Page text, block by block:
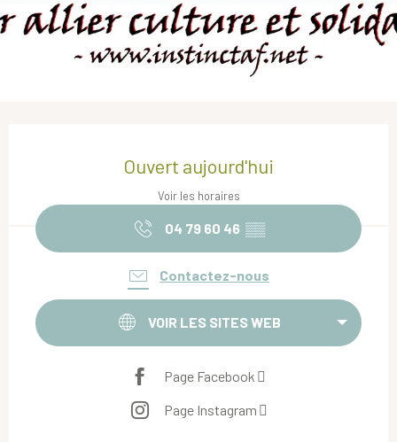
Ouvert aujourd'hui
Voir les horaires
04 79 60 46 ▒▒
Contactez-nous
VOIR LES SITES WEB
Page Facebook
Page Instagram